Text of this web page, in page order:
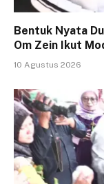
Bentuk Nyata
Om Zein Ikut
10 Agustus 2026